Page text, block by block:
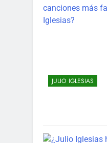
JULIO IGLESIAS